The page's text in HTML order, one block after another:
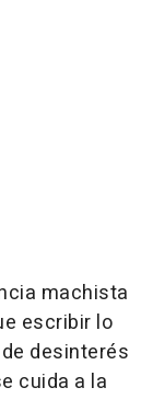
machista
escribir lo
desinterés
cuida a la